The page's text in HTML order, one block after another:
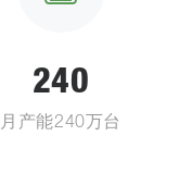
240
月产能240万台